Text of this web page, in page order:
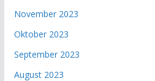
November 2023
Oktober 2023
September 2023
August 2023